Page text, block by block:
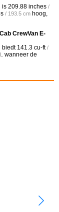
is 209.88 inches /
/ 193.5 cm hoog,
CrewVan E-
biedt 141.3 cu-ft /
wanneer de